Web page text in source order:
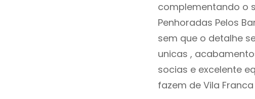
complementando o
Penhoradas Pelos
sem que o detalhe
unicas ,
socias e excelente
fazem de Vila